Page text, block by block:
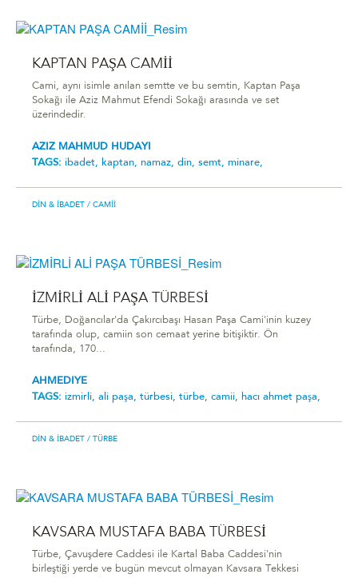
KAPTAN PAŞA CAMİİ
Cami, aynı isimle anılan semtte ve bu semtin, Kaptan Paşa
Sokağı ile Aziz Mahmut Efendi Sokağı arasında ve set
üzerindedir.
AZIZ MAHMUD HUDAYI
TAGS: ibadet, kaptan, namaz, din, semt, minare,
DIN & İBADET / CAMII
İZMİRLİ ALİ PAŞA TÜRBESİ
Türbe, Doğancılar'da Çakırcıbaşı Hasan Paşa Cami'inin kuzey
tarafında olup, camiin son cemaat yerine bitişiktir. Ön
tarafında, 170...
AHMEDIYE
TAGS: izmirli, ali paşa, türbesi, türbe, camii, hacı ahmet paşa,
DIN & İBADET / TÜRBE
KAVSARA MUSTAFA BABA TÜRBESİ
Türbe, Çavuşdere Caddesi ile Kartal Baba Caddesi'nin
birleştiği yerde ve bugün mevcut olmayan Kavsara Tekkesi